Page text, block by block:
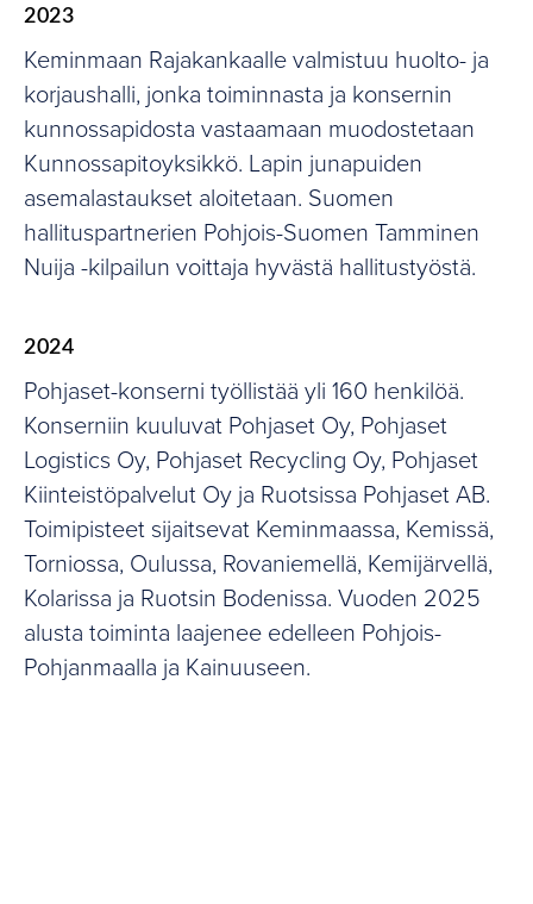
2023
Keminmaan Rajakankaalle valmistuu huolto- ja
korjaushalli, jonka toiminnasta ja konsernin
kunnossapidosta vastaamaan muodostetaan
Kunnossapitoyksikkö. Lapin junapuiden
asemalastaukset aloitetaan. Suomen
hallituspartnerien Pohjois-Suomen Tamminen
Nuija -kilpailun voittaja hyvästä hallitustyöstä.
2024
Pohjaset-konserni työllistää yli 160 henkilöä.
Konserniin kuuluvat Pohjaset Oy, Pohjaset
Logistics Oy, Pohjaset Recycling Oy, Pohjaset
Kiinteistöpalvelut Oy ja Ruotsissa Pohjaset AB.
Toimipisteet sijaitsevat Keminmaassa, Kemissä,
Torniossa, Oulussa, Rovaniemellä, Kemijärvellä,
Kolarissa ja Ruotsin Bodenissa. Vuoden 2025
alusta toiminta laajenee edelleen Pohjois-
Pohjanmaalla ja Kainuuseen.